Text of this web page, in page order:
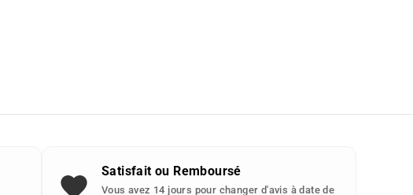
Satisfait ou Remboursé
Vous avez 14 jours pour changer d'avis à date de